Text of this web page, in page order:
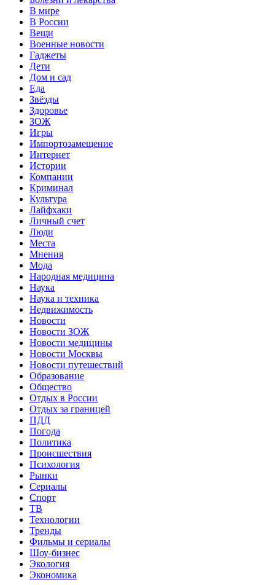
В мире
В России
Вещи
Военные новости
Гаджеты
Дети
Дом и сад
Еда
Звёзды
Здоровье
ЗОЖ
Игры
Импортозамещение
Интернет
Истории
Компании
Криминал
Культура
Лайфхаки
Личный счет
Люди
Места
Мнения
Мода
Народная медицина
Наука
Наука и техника
Недвижимость
Новости
Новости ЗОЖ
Новости медицины
Новости Москвы
Новости путешествий
Образование
Общество
Отдых в России
Отдых за границей
ПДД
Погода
Политика
Происшествия
Психология
Рынки
Сериалы
Спорт
ТВ
Технологии
Тренды
Фильмы и сериалы
Шоу-бизнес
Экология
Экономика